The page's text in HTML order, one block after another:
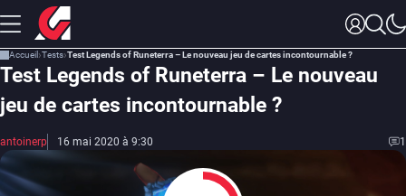
Accueil Tests Test Legends of Runeterra – Le nouveau jeu de cartes incontournable ?
Test Legends of Runeterra – Le nouveau
jeu de cartes incontournable ?
antoinerp 16 mai 2020 à 9:30 1